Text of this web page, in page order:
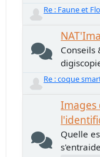
Re : Faune et
Conseils
Re : coque
Images
Quelle